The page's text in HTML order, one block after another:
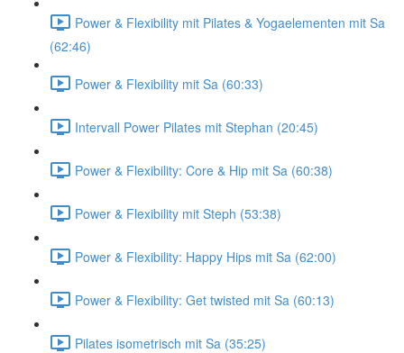
Power & Flexibility mit Pilates & Yogaelementen mit Sa
(62:46)
Power & Flexibility mit Sa (60:33)
Intervall Power Pilates mit Stephan (20:45)
Power & Flexibility: Core & Hip mit Sa (60:38)
Power & Flexibility mit Steph (53:38)
Power & Flexibility: Happy Hips mit Sa (62:00)
Power & Flexibility: Get twisted mit Sa (60:13)
Pilates isometrisch mit Sa (35:25)